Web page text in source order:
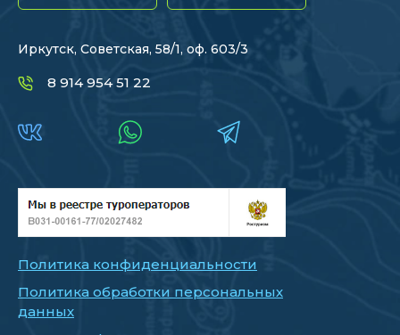
Иркутск, Советская, 58/1, оф. 603/3
8 914 954 51 22
Политика конфиденциальности
Политика обработки персональных
данных